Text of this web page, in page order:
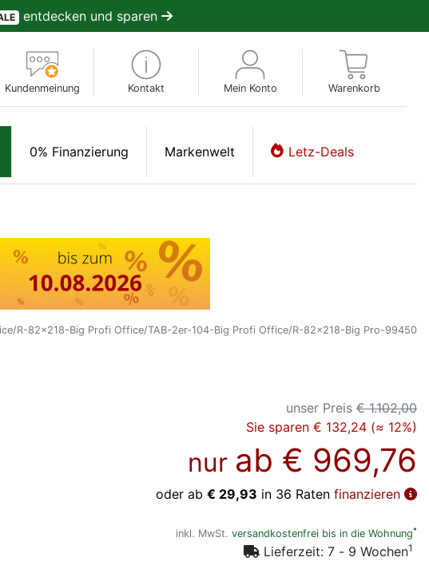
entdecken und sparen
Kundenmeinung Kontakt Mein Konto Warenkorb
0% Finanzierung Markenwelt Letz-Deals
R-82x218-Big Profi Office/TAB-2er-104-Big Profi Office/R-82x218-Big Pro-99450
unser Preis € 1.102,00
Sie sparen € 132,24 (≈ 12%)
nur ab € 969,76
oder ab € 29,93 in 36 Raten finanzieren
inkl. MwSt. versandkostenfrei bis in die Wohnung*
Lieferzeit: 7 - 9 Wochen1